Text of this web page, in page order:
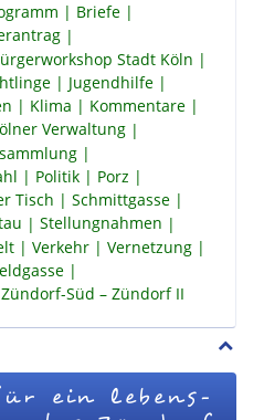
Briefe
Stadt Köln
Jugendhilfe
Klima
Kommentare
Verwaltung
Politik
Porz
Tisch
Schmittgasse
Stellungnahmen
Verkehr
Vernetzung
Zündorf-Süd – Zündorf II
ein lebens-